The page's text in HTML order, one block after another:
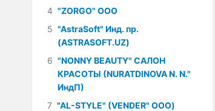
4 "ZORGO" ООО
5 "AstraSoft" Инд. пр.
(ASTRASOFT.UZ)
6 "NONNY BEAUTY" САЛОН
КРАСОТЫ (NURATDINOVA N. N."
ИндП)
7 "AL-STYLE" (VENDER" ООО)